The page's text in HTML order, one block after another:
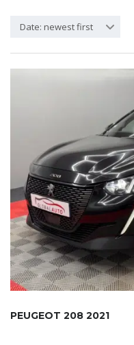
Date: newest first
PEUGEOT 208 2021